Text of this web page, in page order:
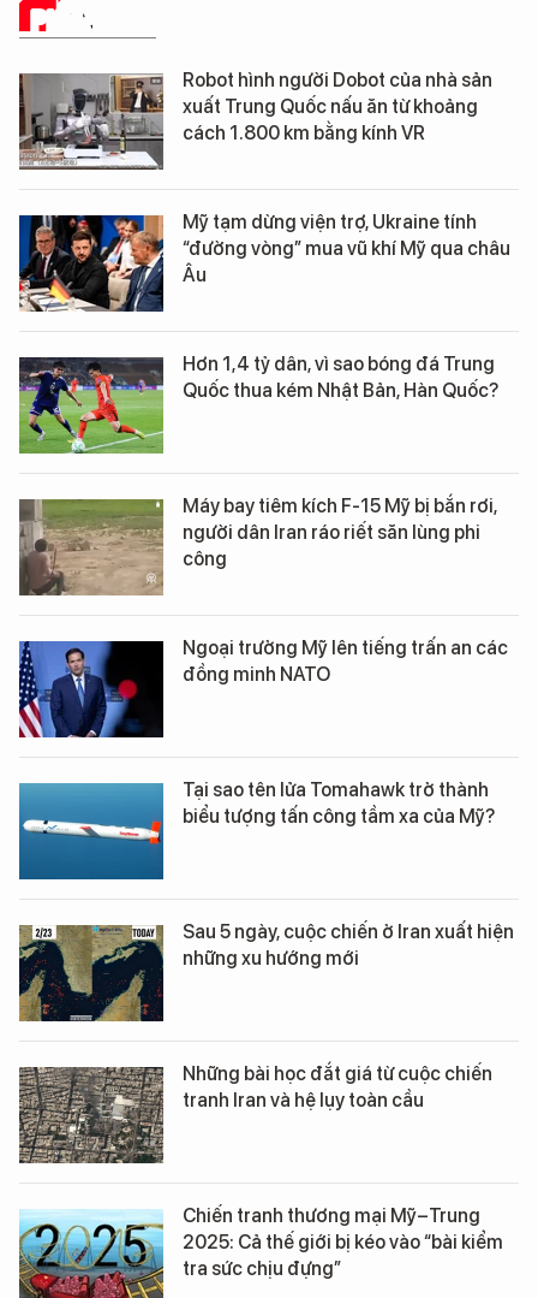
PHÂN TÍCH
Robot hình người Dobot của nhà sản
xuất Trung Quốc nấu ăn từ khoảng
cách 1.800 km bằng kính VR
Mỹ tạm dừng viện trợ, Ukraine tính
“đường vòng” mua vũ khí Mỹ qua châu
Âu
Hơn 1,4 tỷ dân, vì sao bóng đá Trung
Quốc thua kém Nhật Bản, Hàn Quốc?
Máy bay tiêm kích F-15 Mỹ bị bắn rơi,
người dân Iran ráo riết săn lùng phi
công
Ngoại trưởng Mỹ lên tiếng trấn an các
đồng minh NATO
Tại sao tên lửa Tomahawk trở thành
biểu tượng tấn công tầm xa của Mỹ?
Sau 5 ngày, cuộc chiến ở Iran xuất hiện
những xu hướng mới
Những bài học đắt giá từ cuộc chiến
tranh Iran và hệ lụy toàn cầu
Chiến tranh thương mại Mỹ–Trung
2025: Cả thế giới bị kéo vào “bài kiểm
tra sức chịu đựng”